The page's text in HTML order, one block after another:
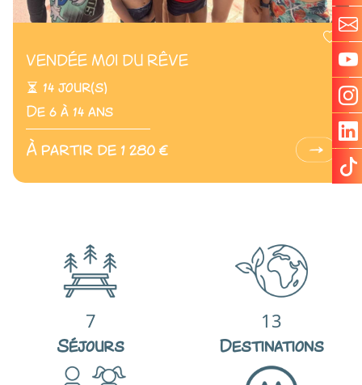
VENDÉE MOI DU RÊVE
14 jour(s)
De 6 à 14 ans
À partir de 1 280 €
7
Séjours
13
Destinations